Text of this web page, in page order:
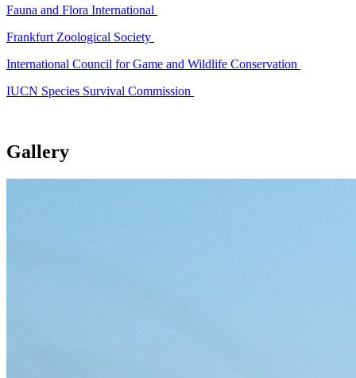
Fauna and Flora International
Frankfurt Zoological Society
International Council for Game and Wildlife Conservation
IUCN Species Survival Commission
Gallery